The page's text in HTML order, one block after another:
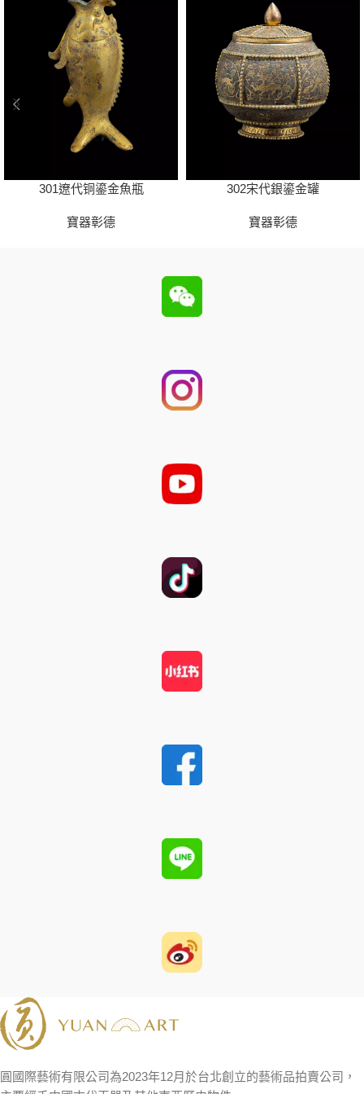
301遼代铜鎏金魚瓶
寶器彰德
302宋代銀鎏金罐
寶器彰德
圓國際藝術有限公司為2023年12月於台北創立的藝術品拍賣公司，